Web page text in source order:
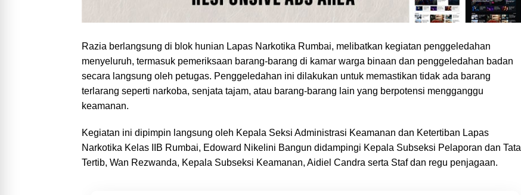
Razia berlangsung di blok hunian Lapas Narkotika Rumbai, melibatkan kegiatan penggeledahan
menyeluruh, termasuk pemeriksaan barang-barang di kamar warga binaan dan penggeledahan badan
secara langsung oleh petugas. Penggeledahan ini dilakukan untuk memastikan tidak ada barang
terlarang seperti narkoba, senjata tajam, atau barang-barang lain yang berpotensi mengganggu
keamanan.
Kegiatan ini dipimpin langsung oleh Kepala Seksi Administrasi Keamanan dan Ketertiban Lapas
Narkotika Kelas IIB Rumbai, Edoward Nikelini Bangun didampingi Kepala Subseksi Pelaporan dan Tata
Tertib, Wan Rezwanda, Kepala Subseksi Keamanan, Aidiel Candra serta Staf dan regu penjagaan.